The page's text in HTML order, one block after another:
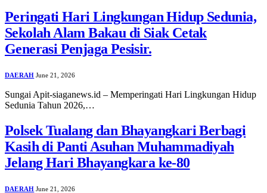
Peringati Hari Lingkungan Hidup Sedunia,
Sekolah Alam Bakau di Siak Cetak
Generasi Penjaga Pesisir.
DAERAH June 21, 2026
Sungai Apit-siaganews.id – Memperingati Hari Lingkungan Hidup
Sedunia Tahun 2026,…
Polsek Tualang dan Bhayangkari Berbagi
Kasih di Panti Asuhan Muhammadiyah
Jelang Hari Bhayangkara ke-80
DAERAH June 21, 2026